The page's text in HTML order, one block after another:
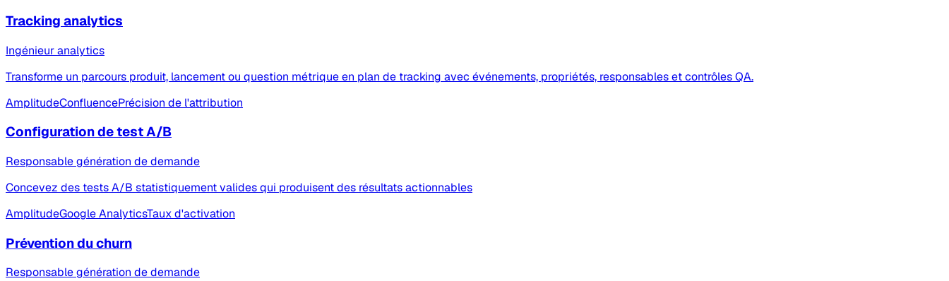
Tracking analytics
Ingénieur analytics
Transforme un parcours produit, lancement ou question métrique en plan de tracking avec événements, propriétés, responsables et contrôles QA.
AmplitudeConfluencePrécision de l'attribution
Configuration de test A/B
Responsable génération de demande
Concevez des tests A/B statistiquement valides qui produisent des résultats actionnables
AmplitudeGoogle AnalyticsTaux d'activation
Prévention du churn
Responsable génération de demande